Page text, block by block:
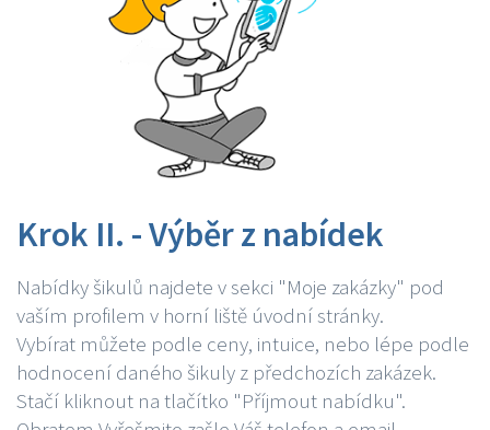
Krok II. - Výběr z nabídek
Nabídky šikulů najdete v sekci "Moje zakázky" pod
vaším profilem v horní liště úvodní stránky.
Vybírat můžete podle ceny, intuice, nebo lépe podle
hodnocení daného šikuly z předchozích zakázek.
Stačí kliknout na tlačítko "Příjmout nabídku".